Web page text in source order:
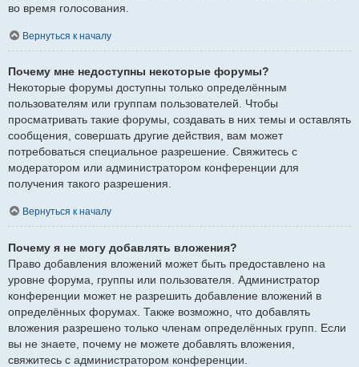
во время голосования.
Вернуться к началу
Почему мне недоступны некоторые форумы?
Некоторые форумы доступны только определённым
пользователям или группам пользователей. Чтобы
просматривать такие форумы, создавать в них темы и оставлять
сообщения, совершать другие действия, вам может
потребоваться специальное разрешение. Свяжитесь с
модератором или администратором конференции для
получения такого разрешения.
Вернуться к началу
Почему я не могу добавлять вложения?
Право добавления вложений может быть предоставлено на
уровне форума, группы или пользователя. Администратор
конференции может не разрешить добавление вложений в
определённых форумах. Также возможно, что добавлять
вложения разрешено только членам определённых групп. Если
вы не знаете, почему не можете добавлять вложения,
свяжитесь с администратором конференции.